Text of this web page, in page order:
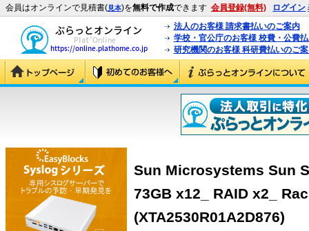
会員はオンラインで見積書(見本)を無料で作成できます 会員登録(無料) ログイン
法人のお客様 請求書払いのご案内
学校・官公庁のお客様 校費・公費
研究機関のお客様 科研費払いのご
Sun Microsystems Sun
73GB x12_ RAID x2_
(XTA2530R01A2D876)